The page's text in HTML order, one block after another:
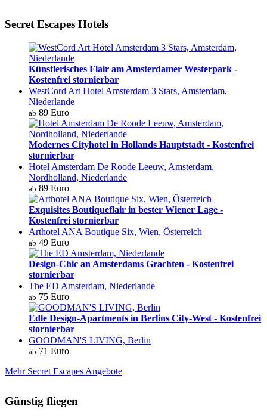
Secret Escapes Hotels
Künstlerisches Flair am Amsterdamer Westerpark -
Kostenfrei stornierbar
WestCord Art Hotel Amsterdam 3 Stars, Amsterdam,
Niederlande
ab 89 Euro
Modernes Cityhotel in Hollands Hauptstadt - Kostenfrei
stornierbar
Hotel Amsterdam De Roode Leeuw, Amsterdam,
Nordholland, Niederlande
ab 89 Euro
Exquisites Boutiqueflair in bester Wiener Lage -
Kostenfrei stornierbar
Arthotel ANA Boutique Six, Wien, Österreich
ab 49 Euro
Design-Chic an Amsterdams Grachten - Kostenfrei
stornierbar
The ED Amsterdam, Niederlande
ab 75 Euro
Edle Design-Apartments in Berlins City-West - Kostenfrei
stornierbar
GOODMAN'S LIVING, Berlin
ab 71 Euro
Mehr Secret Escapes Angebote
Günstig fliegen